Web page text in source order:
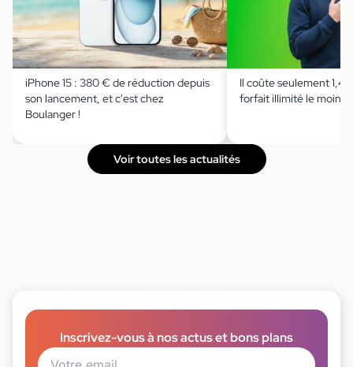
iPhone 15 : 380 € de réduction depuis
son lancement, et c'est chez
Boulanger !
Il coûte seulement
forfait illimité le moins
Voir toutes les actualités
Inscrivez-vous à nos actus et bons plans